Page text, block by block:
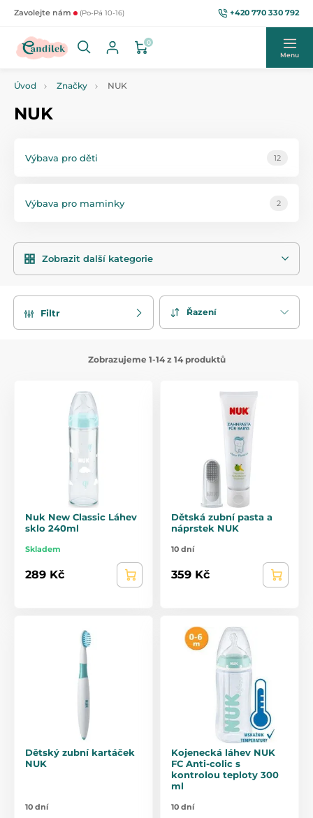
Zavolejte nám (Po-Pá 10-16) +420 770 330 792
0
Menu
Úvod Značky NUK
NUK
Výbava pro děti 12
Výbava pro maminky 2
Zobrazit další kategorie
Filtr Řazení
Zobrazujeme 1-14 z 14 produktů
Nuk New Classic Láhev
sklo 240ml
Skladem
289 Kč
Dětská zubní pasta a
náprstek NUK
10 dní
359 Kč
Dětský zubní kartáček
NUK
10 dní
Kojenecká láhev NUK
FC Anti-colic s
kontrolou teploty 300
ml
10 dní